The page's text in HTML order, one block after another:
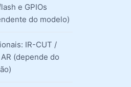
e GPIOs
do modelo)
IR-CUT /
(depende do